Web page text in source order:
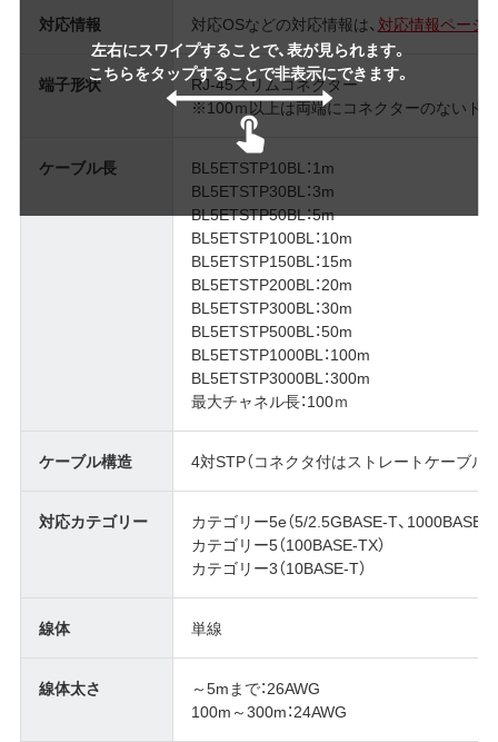
左右にスワイプすることで、表が見られます。
こちらをタップすることで非表示にできます。
対応情報 対応OSなどの対応情報は、 対応情報ページ
端子形状
RJ-45スリムコネクター
※100ｍ以上は両端にコネクターのないド
ケーブル長
BL5ETSTP10BL：1m
BL5ETSTP30BL：3m
BL5ETSTP50BL：5m
BL5ETSTP100BL：10m
BL5ETSTP150BL：15m
BL5ETSTP200BL：20m
BL5ETSTP300BL：30m
BL5ETSTP500BL：50m
BL5ETSTP1000BL：100m
BL5ETSTP3000BL：300m
最大チャネル長：100ｍ
ケーブル構造 4対STP（コネクタ付はストレートケーブル）
対応カテゴリー
カテゴリー5e（5/2.5GBASE-T、1000BASE-T
カテゴリー5（100BASE-TX）
カテゴリー3（10BASE-T）
線体 単線
線体太さ
～5mまで：26AWG
100m～300m：24AWG